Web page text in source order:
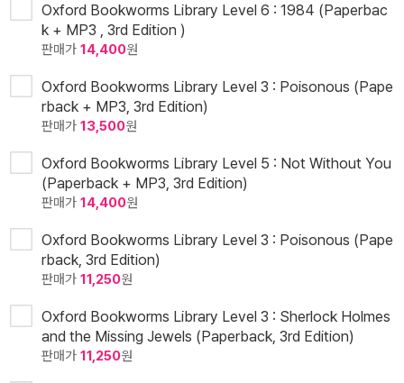
Oxford Bookworms Library Level 6 : 1984 (Paperbac
k + MP3 , 3rd Edition )
판매가 14,400원
Oxford Bookworms Library Level 3 : Poisonous (Pape
rback + MP3, 3rd Edition)
판매가 13,500원
Oxford Bookworms Library Level 5 : Not Without You
(Paperback + MP3, 3rd Edition)
판매가 14,400원
Oxford Bookworms Library Level 3 : Poisonous (Pape
rback, 3rd Edition)
판매가 11,250원
Oxford Bookworms Library Level 3 : Sherlock Holmes
and the Missing Jewels (Paperback, 3rd Edition)
판매가 11,250원